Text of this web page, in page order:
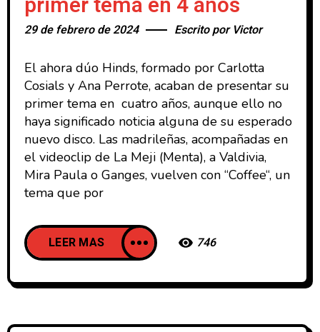
29 de febrero de 2024 Escrito por Victor
El ahora dúo Hinds, formado por Carlotta
Cosials y Ana Perrote, acaban de presentar su
primer tema en cuatro años, aunque ello no
haya significado noticia alguna de su esperado
nuevo disco. Las madrileñas, acompañadas en
el videoclip de La Meji (Menta), a Valdivia,
Mira Paula o Ganges, vuelven con “Coffee“, un
tema que por
LEER MAS 746